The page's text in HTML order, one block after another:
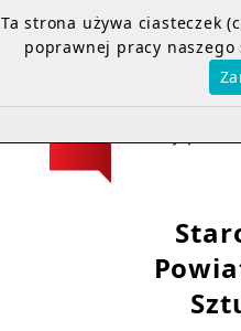
Ta strona używa ciasteczek
poprawnej pracy naszego